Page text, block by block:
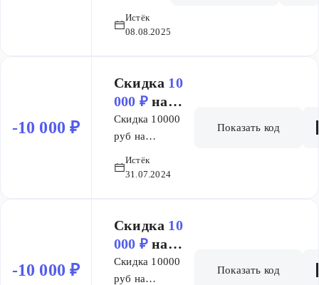
курсов по
Истёк
08.08.2025
-10 000 ₽
Скидка 10
000 ₽на
заказ
Скидка 10000
руб на
курсы ("SMM-
маркетолог",
"Менеджер по
маркетплейсам",
"B2B
Истёк
31.07.2024
Показать код
-10 000 ₽
Скидка 10
000 ₽на
заказ
Скидка 10000
руб на
Показать код